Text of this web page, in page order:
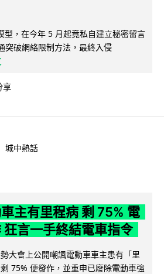
，在今年 5 月起竟私自建立秘密留言
突破網絡限制方法，最終入侵
享
城中熱話
主有里程病 剩 75% 電
狂言一手終結電車指令
大會上公開嘲諷電動車車主患有「里
75% 便發作，並重申已廢除電動車強